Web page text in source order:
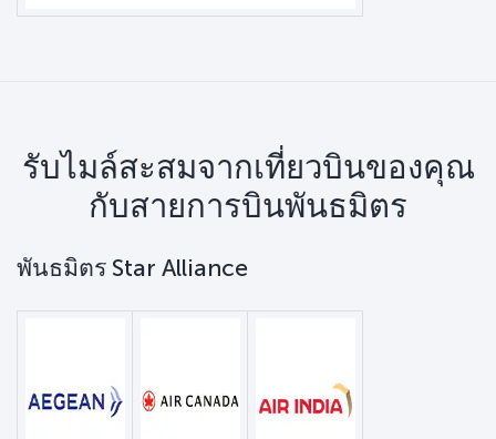
รับไมล์สะสมจากเที่ยวบินของคุณ
กับสายการบินพันธมิตร
พันธมิตร Star Alliance